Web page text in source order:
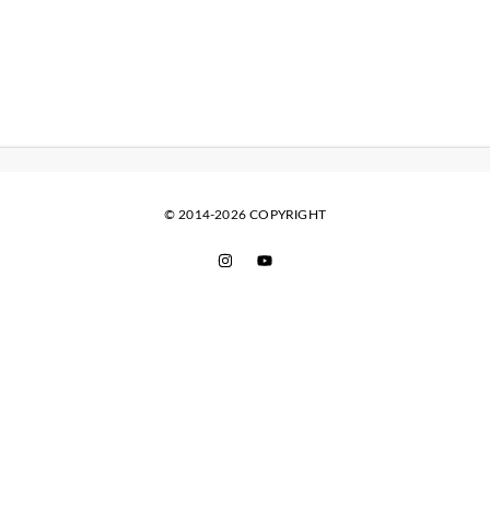
© 2014-2026 COPYRIGHT